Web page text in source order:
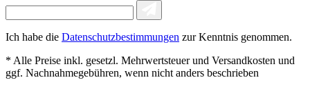
Ich habe die Datenschutzbestimmungen zur Kenntnis genommen.
* Alle Preise inkl. gesetzl. Mehrwertsteuer und Versandkosten und
ggf. Nachnahmegebühren, wenn nicht anders beschrieben